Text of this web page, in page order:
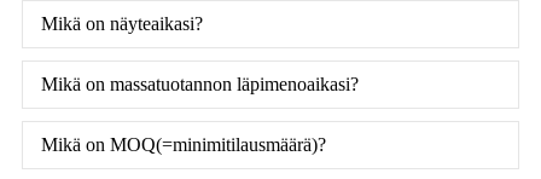
Mikä on näyteaikasi?
Mikä on massatuotannon läpimenoaikasi?
Mikä on MOQ(=minimitilausmäärä)?